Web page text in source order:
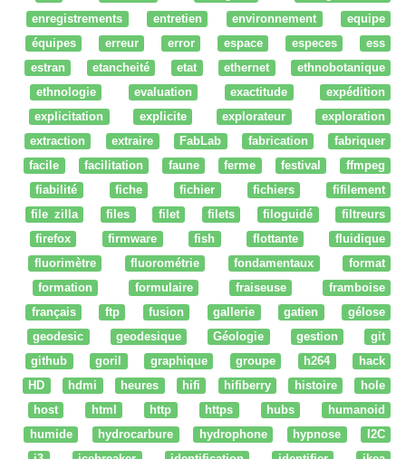
enregistrements
entretien environnement
equipe
équipes
erreur error espace especes
ess
estran
etancheité etat ethernet
ethnobotanique
ethnologie
evaluation exactitude
expédition
explicitation
explicite explorateur
exploration
extraction
extraire FabLab fabrication
fabriquer
facile
facilitation faune ferme festival
ffmpeg
fiabilité
fiche fichier fichiers
fifilement
file zilla
files filet filets filoguidé
filtreurs
firefox
firmware fish flottante
fluidique
fluorimètre
fluorométrie fondamentaux
format
formation
formulaire fraiseuse
framboise
français
ftp fusion gallerie gatien
gélose
geodesic
geodesique Géologie gestion
git
github
goril graphique groupe h264
hack
HD
hdmi heures hifi hifiberry histoire
hole
host
html http https hubs
humanoid
humide
hydrocarbure hydrophone hypnose
I2C